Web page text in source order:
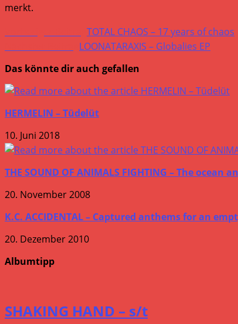
merkt.
Weitere
Artikel
ansehen
TOTAL CHAOS – 17 years of chaos
LOONATARAXIS – Globalies EP
Das könnte dir auch gefallen
HERMELIN – Tüdelüt
10. Juni 2018
THE SOUND OF ANIMALS FIGHTING – The ocean
20. November 2008
K.C. ACCIDENTAL – Captured anthems for an
20. Dezember 2010
Albumtipp
SHAKING HAND – s/t